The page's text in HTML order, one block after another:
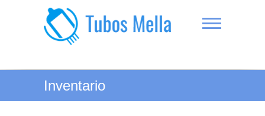
Tubos Mella
Inventario